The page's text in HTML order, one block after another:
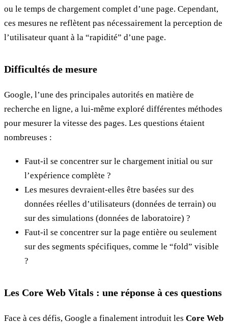
ou le temps de chargement complet d’une page. Cependant,
ces mesures ne reflètent pas nécessairement la perception de
l’utilisateur quant à la “rapidité” d’une page.
Difficultés de mesure
Google, l’une des principales autorités en matière de
recherche en ligne, a lui-même exploré différentes méthodes
pour mesurer la vitesse des pages. Les questions étaient
nombreuses :
Faut-il se concentrer sur le chargement initial ou sur
l’expérience complète ?
Les mesures devraient-elles être basées sur des
données réelles d’utilisateurs (données de terrain) ou
sur des simulations (données de laboratoire) ?
Faut-il se concentrer sur la page entière ou seulement
sur des segments spécifiques, comme le “fold” visible
?
Les Core Web Vitals : une réponse à ces questions
Face à ces défis, Google a finalement introduit les Core Web